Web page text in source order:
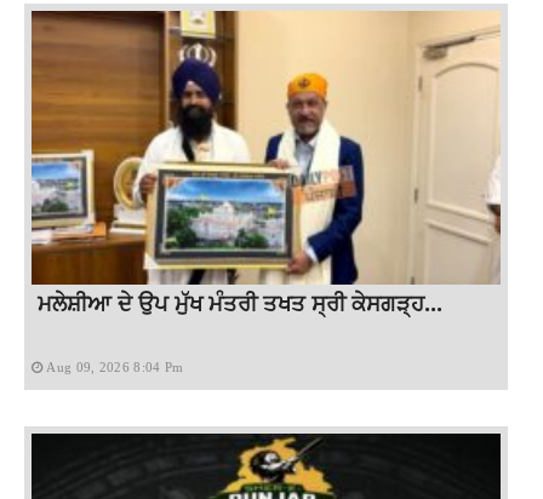
ਮਲੇਸ਼ੀਆ ਦੇ ਉਪ ਮੁੱਖ ਮੰਤਰੀ ਤਖਤ ਸ੍ਰੀ ਕੇਸਗੜ੍ਹ...
Aug 09, 2026 8:04 Pm